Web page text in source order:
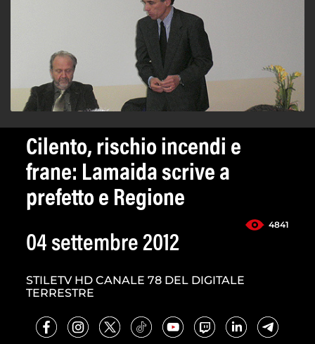
Cilento, rischio incendi e
frane: Lamaida scrive a
prefetto e Regione
4841
04 settembre 2012
STILETV HD CANALE 78 DEL DIGITALE
TERRESTRE